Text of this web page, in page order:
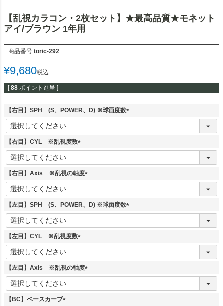
【乱視カラコン・2枚セット】★最高品質★モネット
アイ/ブラウン 1年用
商品番号 toric-292
¥9,680税込
[ 88 ポイント進呈 ]
【右目】SPH (S、POWER、D) ※球面度数
(
【右目】CYL ※乱視度数
(
須
【右目】Axis ※乱視の軸度
(
須
【左目】SPH (S、POWER、D) ※球面度数
(
【左目】CYL ※乱視度数
(
須
【左目】Axis ※乱視の軸度
(
【BC】ベースカーブ